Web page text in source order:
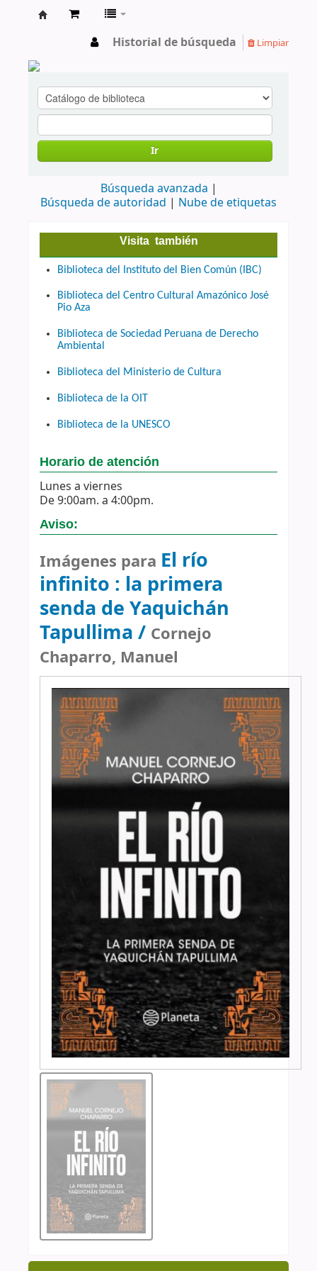
Historial de búsqueda Limpiar
Ir
Búsqueda avanzada
Búsqueda de autoridad
Nube de etiquetas
Visita también
Biblioteca del Instituto del Bien Común (IBC)
Biblioteca del Centro Cultural Amazónico José
Pio Aza
Biblioteca de Sociedad Peruana de Derecho
Ambiental
Biblioteca del Ministerio de Cultura
Biblioteca de la OIT
Biblioteca de la UNESCO
Horario de atención
Lunes a viernes
De 9:00am. a 4:00pm.
Aviso:
Imágenes para El río
infinito : la primera
senda de Yaquichán
Tapullima / Cornejo
Chaparro, Manuel